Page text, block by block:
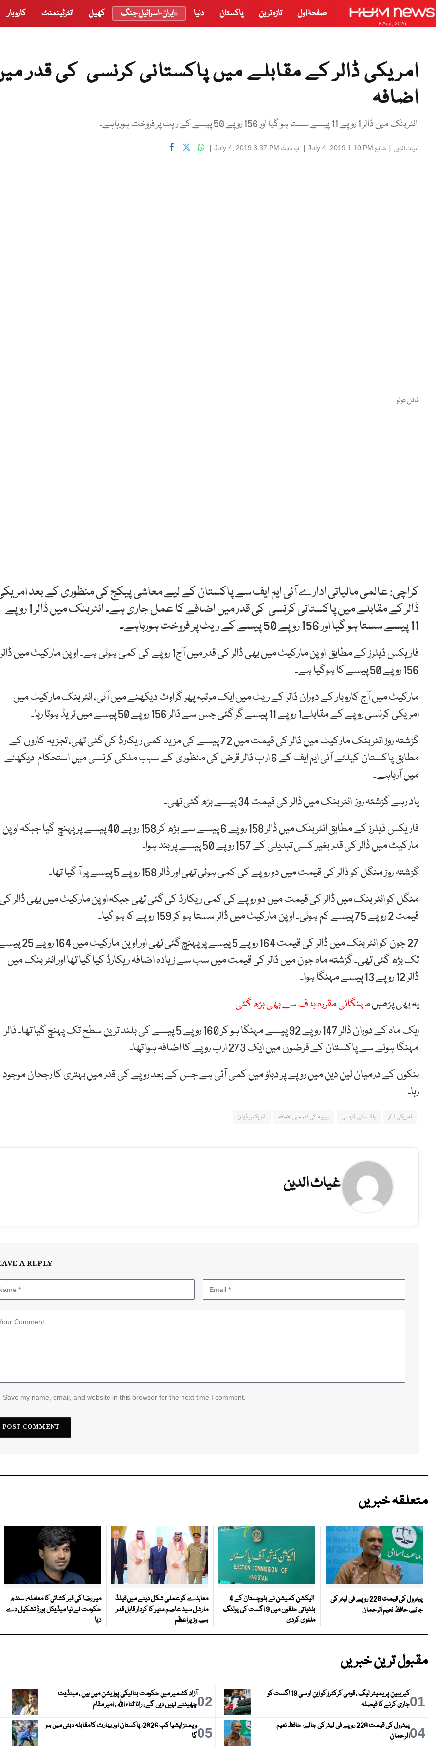
8 Aug, 2026
صفحۂ اول تازہ ترین پاکستان دنیا ایران-اسرائیل جنگ کھیل انٹرٹینمنٹ کاروبار
امریکی ڈالر کے مقابلے میں پاکستانی کرنسی کی قدر
اضافہ
انٹربنک میں ڈالر 1 روپے 11 پیسے سستا ہو گیا اور 156 روپے 50 پیسے کے ریٹ پر فروخت ہورہاہے۔
غیاث الدین | شائع July 4, 2019 1:10 PM
| اپ ڈیٹ July 4, 2019 3:37 PM
|
فائل فوٹو
کراچی: عالمی مالیاتی ادارے آئی ایم ایف سے پاکستان کے لیے معاشی پیکج کی منظوری کے بعد
ڈالر کے مقابلے میں پاکستانی کرنسی کی قدر میں اضافے کا عمل جاری ہے۔ انٹربنک میں ڈالر 1 روپے
11 پیسے سستا ہو گیا اور 156 روپے 50 پیسے کے ریٹ پر فروخت ہورہاہے۔
فاریکس ڈیلرز کے مطابق اوپن مارکیٹ میں بھی ڈالر کی قدر میں آج1 روپے کی کمی ہوئی ہے۔ اوپن مارکیٹ میں ڈالر
156 روپے 50 پیسے کا ہوگیا ہے۔
مارکیٹ میں آج کاروبار کے دوران ڈالر کے ریٹ میں ایک مرتبہ پھر گراوٹ دیکھنے میں آئی، انٹربنک مارکیٹ میں
امریکی کرنسی روپے کے مقابلے1 روپے 11 پیسے گر گئی جس سے ڈالر 156 روپے 50 پیسے میں ٹریڈ ہوتا رہا۔
گزشتہ روز انٹر بنک مارکیٹ میں ڈالر کی قیمت میں 72 پیسے کی مزید کمی ریکارڈ کی گئی تھی، تجزیہ کاروں کے
مطابق پاکستان کیلئے آئی ایم ایف کے 6 ارب ڈالر قرض کی منظوری کے سبب ملکی کرنسی میں استحکام دیکھنے
میں آرہاہے۔
یاد رہے گزشتہ روز انٹر بنک میں ڈالر کی قیمت 34 پیسے بڑھ گئی تھی۔
فاریکس ڈیلرز کے مطابق انٹر بنک میں ڈالر 158 روپے 6 پیسے سے بڑھ کر 158 روپے 40 پیسے پر پہنچ گیا جبکہ اوپن
مارکیٹ میں ڈالر کی قدر بغیر کسی تبدیلی کے 157 روپے 50 پیسے پر بند ہوا۔
گزشتہ روز منگل کو ڈالر کی قیمت میں دو روپے کی کمی ہوئی تھی اور ڈالر 158 روپے 5 پیسے پر آ گیا تھا۔
منگل کو انٹر بنک میں ڈالر کی قیمت میں دو روپے کی کمی ریکارڈ کی گئی تھی جبکہ اوپن مارکیٹ میں بھی ڈالر کی
قیمت 2 روپے 75 پیسے کم ہوئی۔ اوپن مارکیٹ میں ڈالر سستا ہو کر 159 روپے کا ہو گیا۔
27 جون کو انٹر بنک میں ڈالر کی قیمت 164 روپے 5 پیسے پر پہنچ گئی تھی اور اوپن
تک بڑھ گئی تھی۔ گزشتہ ماہ جون میں ڈالر کی قیمت میں سب سے زیادہ اضافہ ریکارڈ کیا گیا تھا اور انٹر بنک میں
ڈالر 12 روپے 13 پیسے مہنگا ہوا۔
یہ بھی پڑھیںمہنگائی مقررہ ہدف سے بھی بڑھ گئی
ایک ماہ کے دوران ڈالر 147 روپے 92 پیسے مہنگا ہو کر 160 روپے 5 پیسے کی بلند ترین سطح تک پہنچ گیا تھا۔ ڈالر
مہنگا ہونے سے پاکستان کے قرضوں میں ایک 273 ارب روپے کا اضافہ ہوا تھا۔
بنکوں کے درمیان لین دین میں روپے پر دباؤ میں کمی آئی ہے جس کے بعد روپے کی قدر میں بہتری کا رجحان موجود
رہا۔
امریکی ڈالر پاکستانی کرنسی روپیہ کی قدر میں اضافہ فاریکس ڈیلرز
غیاث الدین
A REPLY
Save my name, email, and website in this browser for the next time I comment.
متعلقہ خبریں
پیٹرول کی قیمت 228 روپے فی لیٹر کی
جائے، حافظ نعیم الرحمان
الیکشن کمیشن نے بلوچستان کے 4
بلدیاتی حلقوں میں 9 اگست کی پولنگ
ملتوی کردی
معاہدے کو عملی شکل دینے میں فیلڈ
مارشل سید عاصم منیر کا کردار قابل قدر
ہے، وزیراعظم
میر رضا کی قبر کشائی کا معاملہ، سندھ
حکومت نے نیا میڈیکل بورڈ تشکیل دے
دیا
مقبول ترین خبریں
01
کیریبین پریمیئر لیگ ، قومی کرکٹرز کو این او سی 19 اگست کو
جاری کرنے کا فیصلہ
02آزاد کشمیر میں حکومت بنانیکی پوزیشن میں ہیں ، مینڈیٹ
چھیننے نہیں دیں گے ، رانا ثناء اللہ ، امیر مقام
04
پیٹرول کی قیمت 228 روپے فی لیٹر کی جائے، حافظ نعیم
الرحمان
05
ویمنز ایشیا کپ 2026، پاکستان اور بھارت کا مقابلہ دبئی میں ہو
گا